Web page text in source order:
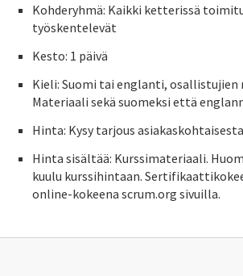
Kohderyhmä: Kaikki ketterissä
työskentelevät
Kesto: 1 päivä
Kieli: Suomi tai englanti, osallistujien
Materiaali sekä suomeksi että
Hinta: Kysy tarjous
Hinta sisältää: Kurssimateriaali.
kuulu kurssihintaan.
online-kokeena scrum.org sivuilla.